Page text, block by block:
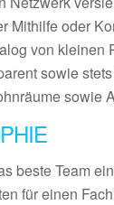
Mithilfe oder
von kleinen
sowie
sowie
beste Team
für einen